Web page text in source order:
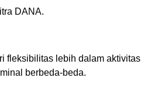
DANA.
fleksibilitas lebih dalam aktivitas
berbeda-beda.